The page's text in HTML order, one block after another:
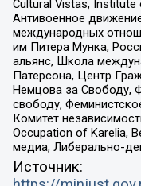
Cultural Vistas,
Антивоенное
международных
им Питера Мунка,
альянс, Школа
Патерсона, Центр
Немцова за Свободу,
свободу,
Комитет
Occupation of Karelia,
медиа, Либерально-
Источник: